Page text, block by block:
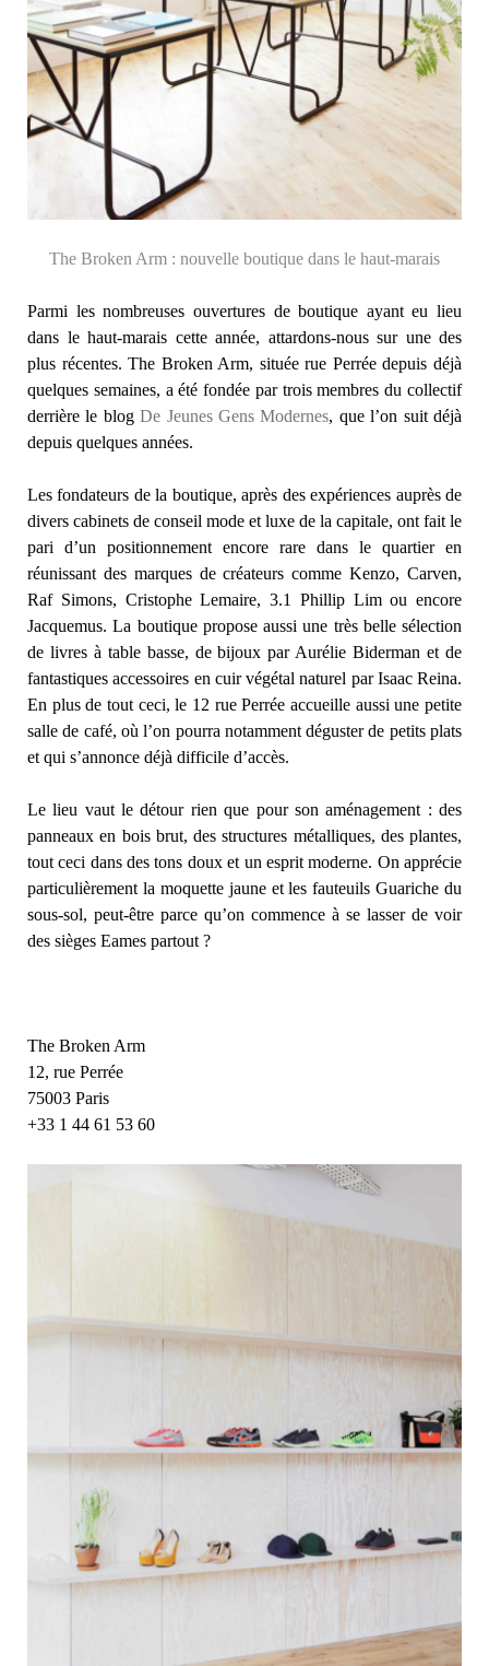
The Broken Arm : nouvelle boutique dans le haut-marais
Parmi les nombreuses ouvertures de boutique ayant eu lieu
dans le haut-marais cette année, attardons-nous sur une des
plus récentes. The Broken Arm, située rue Perrée depuis déjà
quelques semaines, a été fondée par trois membres du collectif
derrière le blogDe Jeunes Gens Modernes, que l’on suit déjà
depuis quelques années.
Les fondateurs de la boutique, après des expériences auprès de
divers cabinets de conseil mode et luxe de la capitale, ont fait le
pari d’un positionnement encore rare dans le quartier en
réunissant des marques de créateurs comme Kenzo, Carven,
Raf Simons, Cristophe Lemaire, 3.1 Phillip Lim ou encore
Jacquemus. La boutique propose aussi une très belle sélection
de livres à table basse, de bijoux par Aurélie Biderman et de
fantastiques accessoires en cuir végétal naturel par Isaac Reina.
En plus de tout ceci, le 12 rue Perrée accueille aussi une petite
salle de café, où l’on pourra notamment déguster de petits plats
et qui s’annonce déjà difficile d’accès.
Le lieu vaut le détour rien que pour son aménagement : des
panneaux en bois brut, des structures métalliques, des plantes,
tout ceci dans des tons doux et un esprit moderne. On apprécie
particulièrement la moquette jaune et les fauteuils Guariche du
sous-sol, peut-être parce qu’on commence à se lasser de voir
des sièges Eames partout ?
The Broken Arm
12, rue Perrée
75003 Paris
+33 1 44 61 53 60